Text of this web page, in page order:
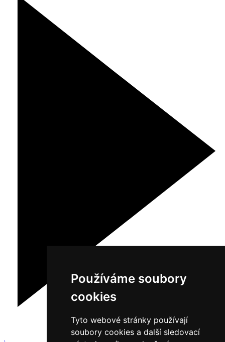
Používáme soubory
cookies
Tyto webové stránky používají
soubory cookies a další sledovací
1